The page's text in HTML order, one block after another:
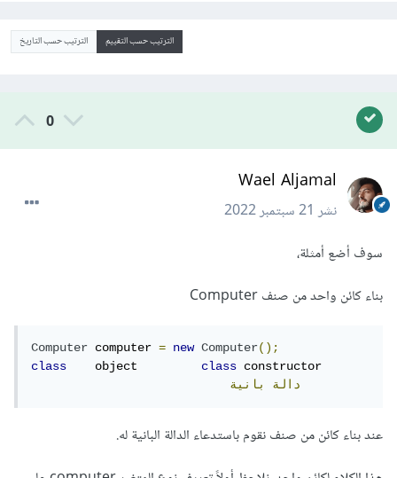
الترتيب حسب التقييم الترتيب حسب التاريخ
0
Wael Aljamal
نشر21 سبتمبر 2022
سوف أضع أمثلة،
بناء كائن واحد من صنف Computer
Computer computer = new Computer();
class
    object
class constructor
دالة
بانية
عند بناء كائن من صنف نقوم باستدعاء الدالة البانية له.